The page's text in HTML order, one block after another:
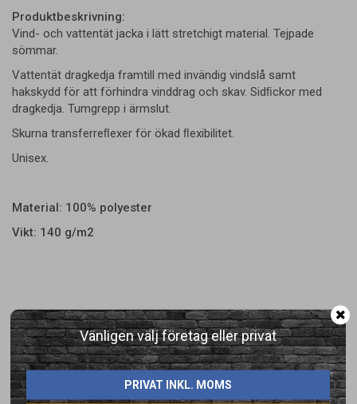
Vänligen välj företag eller privat
PRIVAT INKL. MOMS
Produktbeskrivning:
Vind- och vattentät jacka i lätt stretchigt material. Tejpade
sömmar.
Vattentät dragkedja framtill med invändig vindslå samt
hakskydd för att förhindra vinddrag och skav. Sidﬁckor med
dragkedja. Tumgrepp i ärmslut.
Skurna transferreﬂexer för ökad ﬂexibilitet.
Unisex.
Material: 100% polyester
Vikt: 140 g/m2
LÄGG I ÖNSKELISTA